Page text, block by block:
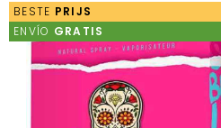
BESTE PRIJS
ENVÍO GRATIS